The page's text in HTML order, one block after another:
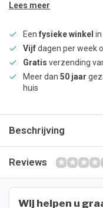
Lees meer
Een fysieke winkel
Vijfdagen per week
Gratis verzending
Meer dan 50 jaar
huis
Beschrijving
Reviews
Wij helpen u